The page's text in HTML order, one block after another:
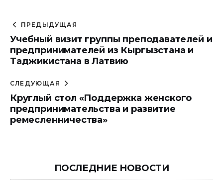
ПРЕДЫДУЩАЯ
Учебный визит группы преподавателей и
предпринимателей из Кыргызстана и
Таджикистана в Латвию
СЛЕДУЮЩАЯ
Круглый стол «Поддержка женского
предпринимательства и развитие
ремесленничества»
ПОСЛЕДНИЕ НОВОСТИ